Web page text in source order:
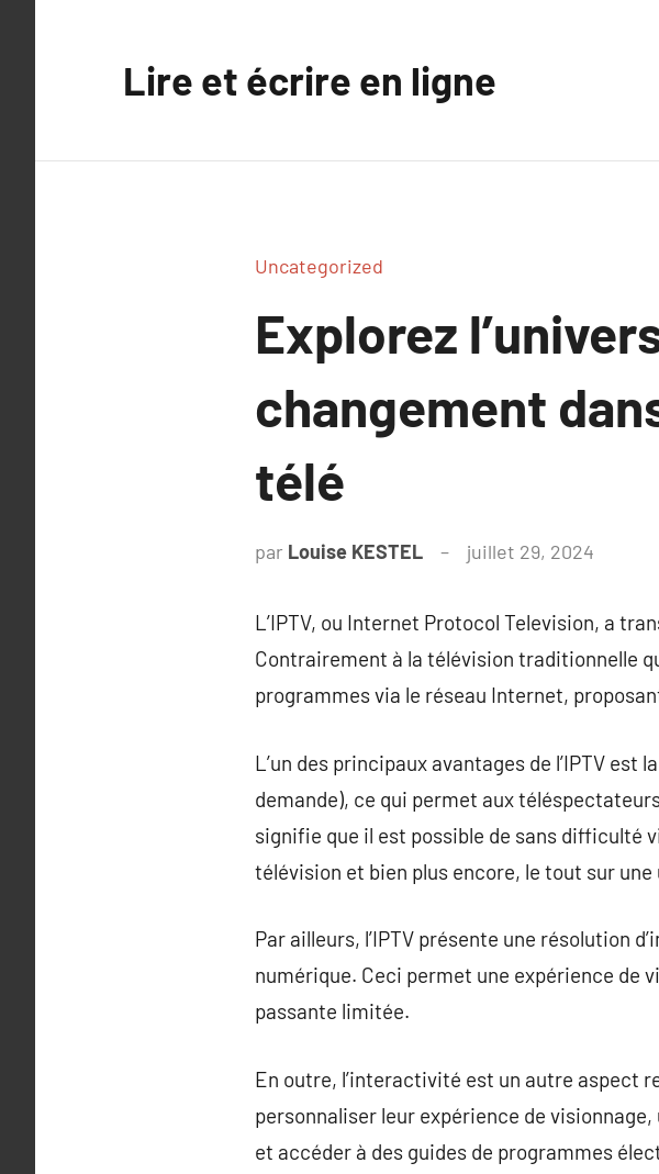
Lire et écrire en ligne
Uncategorized
Explorez
changement
télé
par Louise KESTEL juillet 29, 2024
L’IPTV, ou Internet Protocol Television, a
Contrairement à la télévision traditionnelle
programmes via le réseau Internet,
L’un des principaux avantages de l’IPTV est
demande), ce qui permet aux
signifie que il est possible de sans difficulté
télévision et bien plus encore, le tout sur
Par ailleurs, l’IPTV présente une résolution
numérique. Ceci permet une expérience de
passante limitée.
En outre, l’interactivité est un autre aspect
personnaliser leur expérience de
et accéder à des guides de programmes